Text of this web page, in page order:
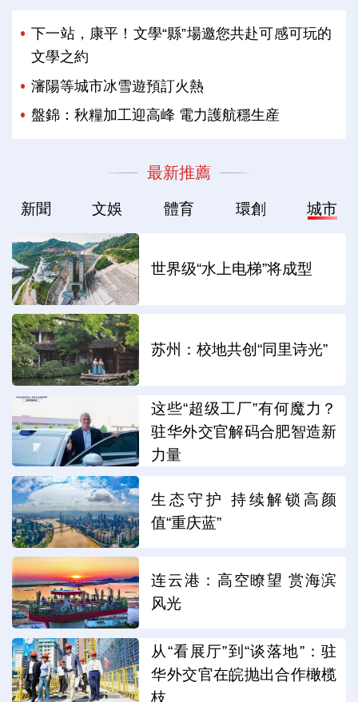
下一站，康平！文學“縣”場邀您共赴可感可玩的
文學之約
瀋陽等城市冰雪遊預訂火熱
盤錦：秋糧加工迎高峰 電力護航穩生産
最新推薦
新聞 文娛 體育 環創 城市
世界级“水上电梯”将成型
苏州：校地共创“同里诗光”
这些“超级工厂”有何魔力？
驻华外交官解码合肥智造新
力量
生态守护 持续解锁高颜
值“重庆蓝”
连云港：高空瞭望 赏海滨
风光
从“看展厅”到“谈落地”：驻
华外交官在皖抛出合作橄榄
枝